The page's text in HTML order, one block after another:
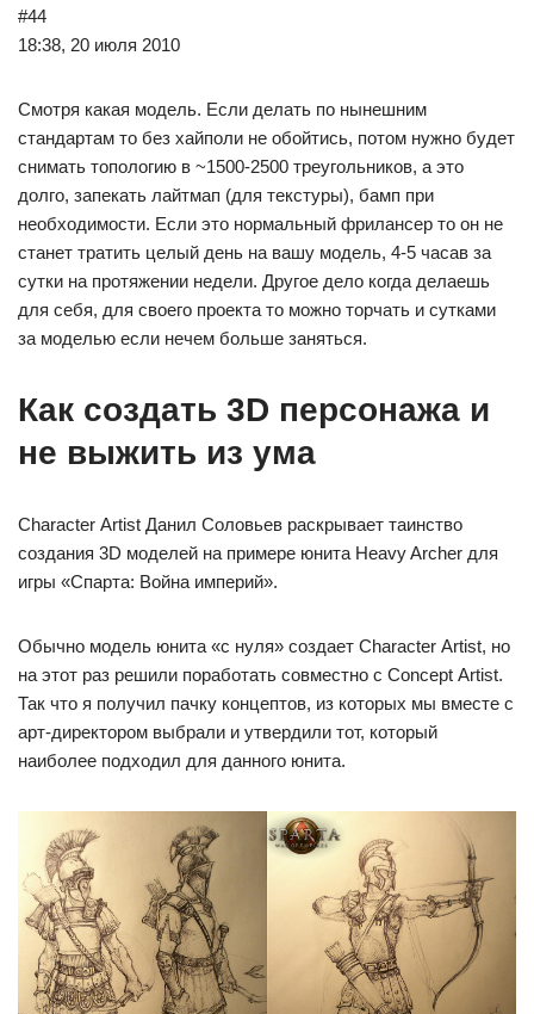
#44
18:38, 20 июля 2010
Смотря какая модель. Если делать по нынешним
стандартам то без хайполи не обойтись, потом нужно будет
снимать топологию в ~1500-2500 треугольников, а это
долго, запекать лайтмап (для текстуры), бамп при
необходимости. Если это нормальный фрилансер то он не
станет тратить целый день на вашу модель, 4-5 часав за
сутки на протяжении недели. Другое дело когда делаешь
для себя, для своего проекта то можно торчать и сутками
за моделью если нечем больше заняться.
Как создать 3D персонажа и
не выжить из ума
Character Аrtist Данил Соловьев раскрывает таинство
создания 3D моделей на примере юнита Heavy Archer для
игры «Спарта: Война империй».
Обычно модель юнита «с нуля» создает Character Аrtist, но
на этот раз решили поработать совместно с Сoncept Аrtist.
Так что я получил пачку концептов, из которых мы вместе с
арт-директором выбрали и утвердили тот, который
наиболее подходил для данного юнита.